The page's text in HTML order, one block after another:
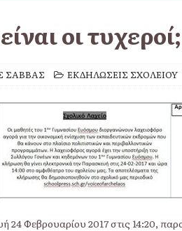
οι τυχεροί;
ΣΑΒΒΑΣ ΕΚΔΗΛΩΣΕΙΣ ΣΧΟΛΕΙΟΥ
24 Φεβρουαρίου 2017 στις 14:20,